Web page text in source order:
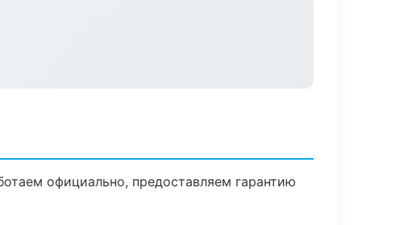
официально, предоставляем гарантию